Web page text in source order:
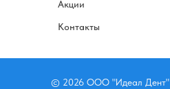
Акции
Контакты
© 2026 ООО "Идеал Дент"